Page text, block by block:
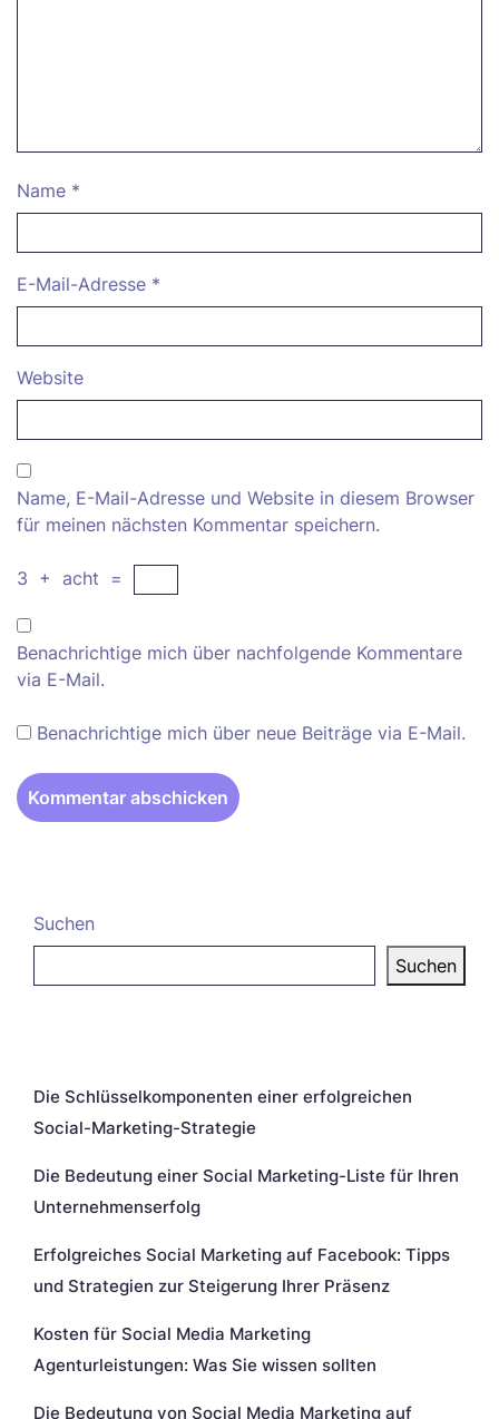
Name *
E-Mail-Adresse *
Website
Name, E-Mail-Adresse und Website in diesem Browser
für meinen nächsten Kommentar speichern.
3 + acht =
Benachrichtige mich über nachfolgende Kommentare
via E-Mail.
Benachrichtige mich über neue Beiträge via E-Mail.
Suchen
Suchen
Die Schlüsselkomponenten einer erfolgreichen
Social-Marketing-Strategie
Die Bedeutung einer Social Marketing-Liste für Ihren
Unternehmenserfolg
Erfolgreiches Social Marketing auf Facebook: Tipps
und Strategien zur Steigerung Ihrer Präsenz
Kosten für Social Media Marketing
Agenturleistungen: Was Sie wissen sollten
Die Bedeutung von Social Media Marketing auf